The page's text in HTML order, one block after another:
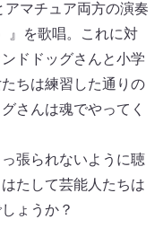
マチュア両方の演奏
』を歌唱。これに対
ドドッグさんと小学
ちは練習した通りの
さんは魂でやってく
張られないように聴
たして芸能人たちは
ょうか？